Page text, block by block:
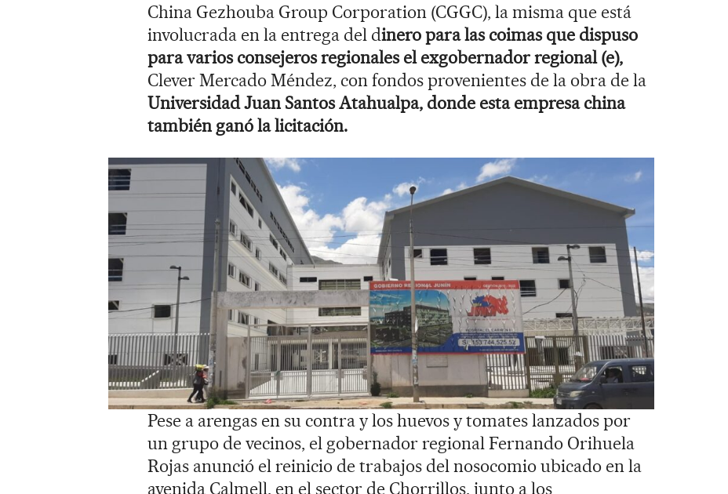
China Gezhouba Group Corporation (CGGC), la misma que está
involucrada en la entrega del dinero para las coimas que dispuso
para varios consejeros regionales el exgobernador regional (e),
Clever Mercado Méndez, con fondos provenientes de la obra de la
Universidad Juan Santos Atahualpa, donde esta empresa china
también ganó la licitación.
Pese a arengas en su contra y los huevos y tomates lanzados por
un grupo de vecinos, el gobernador regional Fernando Orihuela
Rojas anunció el reinicio de trabajos del nosocomio ubicado en la
avenida Calmell, en el sector de Chorrillos, junto a los